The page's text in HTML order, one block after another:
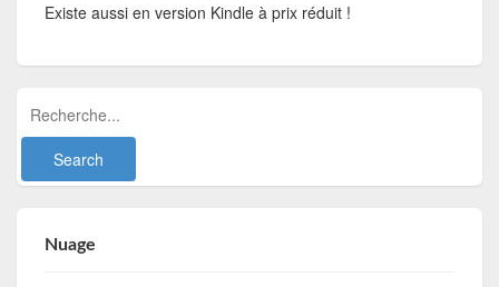
Existe aussi en version Kindle à prix réduit !
Nuage